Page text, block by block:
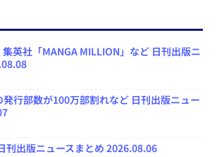
a
s
u
e
C
n
n
l
l
英社「MANGA MILLION」など 日刊出版ニ
行部数が100万部割れなど 日刊出版ニュー
刊出版ニュースまとめ 2026.08.06